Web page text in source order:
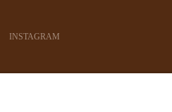
INSTAGRAM